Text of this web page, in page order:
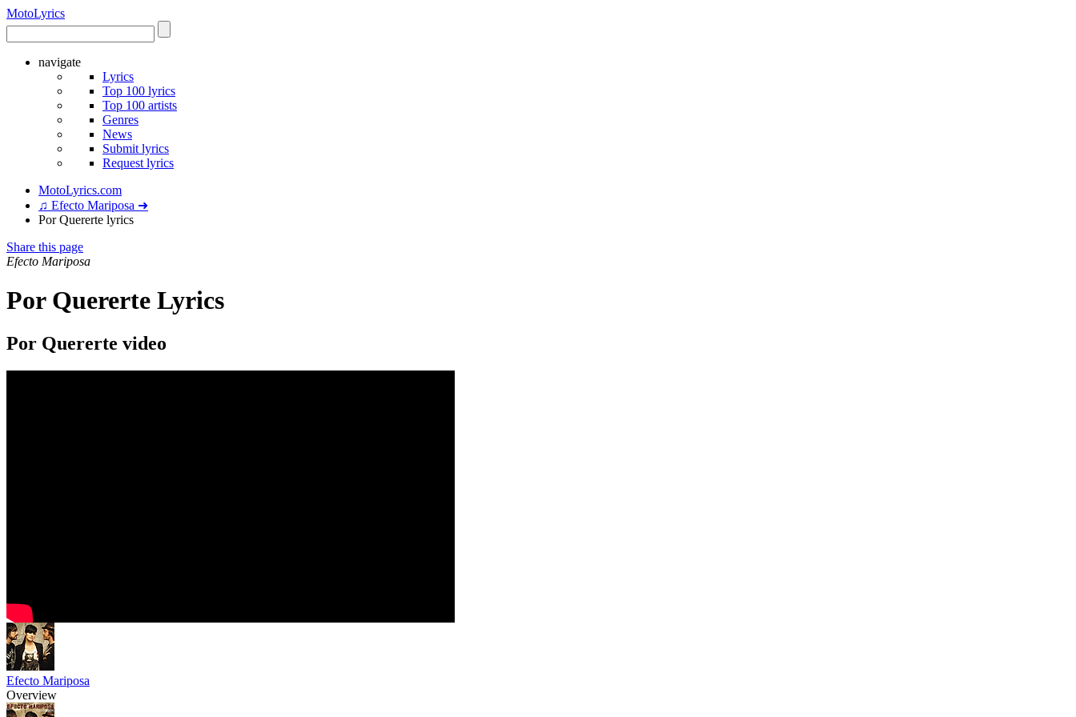
MotoLyrics
navigate
Lyrics
Top 100 lyrics
Top 100 artists
Genres
News
Submit lyrics
Request lyrics
MotoLyrics.com
♫ Efecto Mariposa ➜
Por Quererte lyrics
Share this page
Efecto Mariposa
Por Quererte Lyrics
Por Quererte video
Efecto Mariposa
Overview